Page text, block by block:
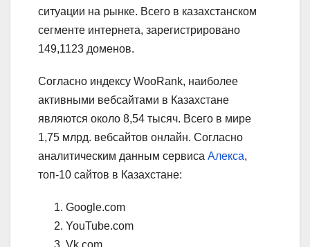
ситуации на рынке. Всего в казахстанском
сегменте интернета, зарегистрировано
149,1123 доменов.
Согласно индексу WooRank, наиболее
активными вебсайтами в Казахстане
являются около 8,54 тысяч. Всего в мире
1,75 млрд. вебсайтов онлайн. Согласно
аналитическим данным сервиса Алекса,
топ-10 сайтов в Казахстане:
Google.com
YouTube.com